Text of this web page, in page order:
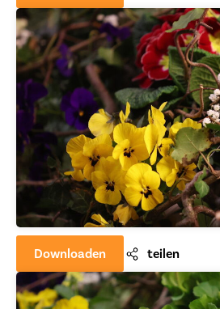
Downloaden teilen